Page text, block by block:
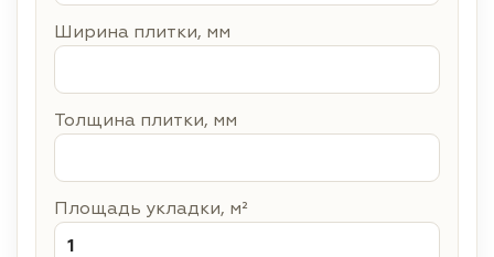
Ширина плитки, мм
Толщина плитки, мм
Площадь укладки, м²